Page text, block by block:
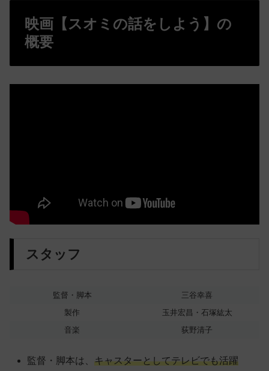
映画【スオミの話をしよう】の
概要
スタッフ
監督・脚本
三谷幸喜
製作
玉井宏昌・石塚紘太
音楽
荻野清子
監督・脚本は、キャスターとしてテレビでも活躍